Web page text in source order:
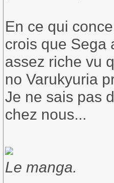
En ce qui
crois que Sega
assez riche vu
no Varukyuria
Je ne sais pas
chez nous...
Le manga.